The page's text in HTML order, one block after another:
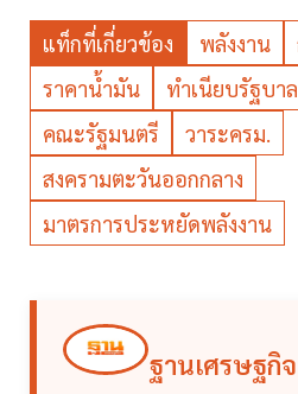
แท็กที่เกี่ยวข้อง พลังงาน
ราคาน้ำมัน
ทำเนียบรัฐบาล
คณะรัฐมนตรี
วาระครม.
สงครามตะวันออกกลาง
มาตรการประหยัดพลังงาน
ฐานเศรษฐกิจ